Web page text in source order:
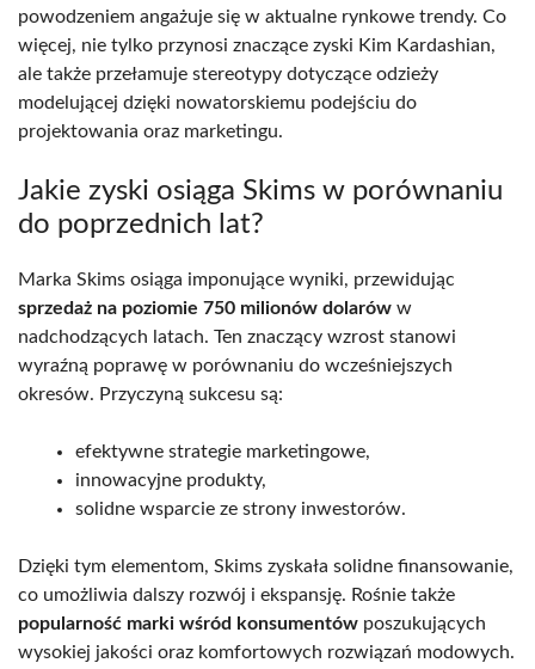
powodzeniem angażuje się w aktualne rynkowe trendy. Co
więcej, nie tylko przynosi znaczące zyski Kim Kardashian,
ale także przełamuje stereotypy dotyczące odzieży
modelującej dzięki nowatorskiemu podejściu do
projektowania oraz marketingu.
Jakie zyski osiąga Skims w porównaniu
do poprzednich lat?
Marka Skims osiąga imponujące wyniki, przewidując
sprzedaż na poziomie 750 milionów dolarów w
nadchodzących latach. Ten znaczący wzrost stanowi
wyraźną poprawę w porównaniu do wcześniejszych
okresów. Przyczyną sukcesu są:
efektywne strategie marketingowe,
innowacyjne produkty,
solidne wsparcie ze strony inwestorów.
Dzięki tym elementom, Skims zyskała solidne finansowanie,
co umożliwia dalszy rozwój i ekspansję. Rośnie także
popularność marki wśród konsumentów poszukujących
wysokiej jakości oraz komfortowych rozwiązań modowych.